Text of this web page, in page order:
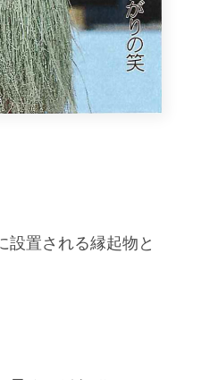
置される縁起物と